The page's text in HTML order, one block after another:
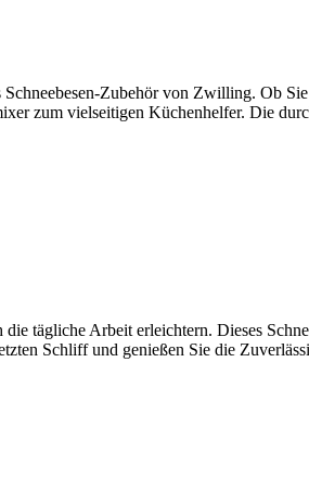
Zubehör von Zwilling. Ob
zum vielseitigen Küchenhelfer. Die
tägliche Arbeit erleichtern. Dieses
Schliff und genießen Sie die